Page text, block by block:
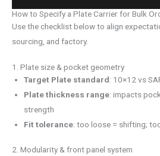
How to Specify a Plate Carrier for Bulk
Use the checklist below to align
sourcing, and factory.
1. Plate size & pocket geometry
Target Plate standard: 10×12 vs
Plate thickness range: impacts
strength
Fit tolerance: too loose = shifting;
2. Modularity & front panel system